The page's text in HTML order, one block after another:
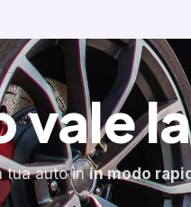
vale
tua auto inin modo